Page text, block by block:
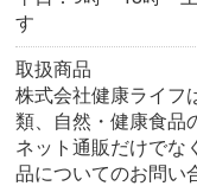
す
取扱商品
株式会社健康ライフ
類、自然・健康食品
ネット通販だけでな
品についてのお問い